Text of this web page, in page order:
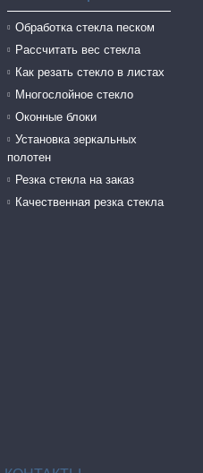
Обработка стекла песком
Рассчитать вес стекла
Как резать стекло в листах
Многослойное стекло
Оконные блоки
Установка зеркальных
полотен
Резка стекла на заказ
Качественная резка стекла